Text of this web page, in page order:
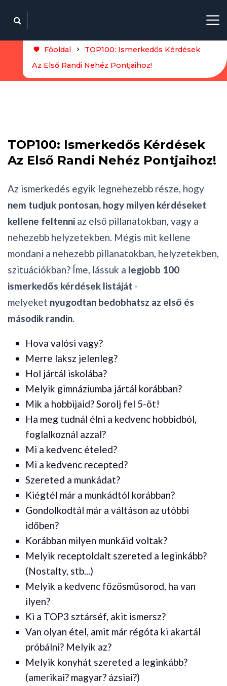
Főoldal
TOP100: Ismerkedős Kérdések
Az Első Randi Nehéz Pontjaihoz!
TOP100: Ismerkedős Kérdések
Az Első Randi Nehéz Pontjaihoz!
Az ismerkedés egyik legnehezebb része, hogy
nem tudjuk pontosan, hogy milyen kérdéseket
kellene feltenni az első pillanatokban, vagy a
nehezebb helyzetekben. Mégis mit kellene
mondani a nehezebb pillanatokban, helyzetekben,
szituációkban? Íme, lássuk a legjobb 100
ismerkedős kérdések listáját -
melyeket nyugodtan bedobhatsz az első és
második randin.
Hova valósi vagy?
Merre laksz jelenleg?
Hol jártál iskolába?
Melyik gimnáziumba jártál korábban?
Mik a hobbijaid? Sorolj fel 5-öt!
Ha meg tudnál élni a kedvenc hobbidból,
foglalkoznál azzal?
Mi a kedvenc ételed?
Mi a kedvenc recepted?
Szereted a munkádat?
Kiégtél már a munkádtól korábban?
Gondolkodtál már a váltáson az utóbbi
időben?
Korábban milyen munkáid voltak?
Melyik receptoldalt szereted a leginkább?
(Nostalty, stb...)
Melyik a kedvenc főzősműsorod, ha van
ilyen?
Ki a TOP3 sztárséf, akit ismersz?
Van olyan étel, amit már régóta ki akartál
próbálni? Melyik az?
Melyik konyhát szereted a leginkább?
(amerikai? magyar? ázsiai?)